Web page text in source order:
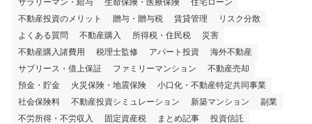
サラリーマン・給与
生命保険・医療保険
住宅ローン
不動産投資のメリット
贈与・贈与税 賃貸管理
リスク分散
よくある質問
不動産購入 所得税・住民税
災害
不動産購入諸費用
税理士監修 アパート投資
海外不動産
サブリース・借上保証
ファミリーマンション
不動産売却
預金・貯金
火災保険・地震保険
小口化・不動産特定共同事業
社会保険料
不動産投資シミュレーション 新築マンション
副業
不労所得・不労収入
固定資産税 まとめ記事
投資信託